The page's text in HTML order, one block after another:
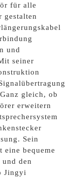
für alle
und
seiner
gleich, ob
erweitern
Sein
eine bequeme
den
Jingyi